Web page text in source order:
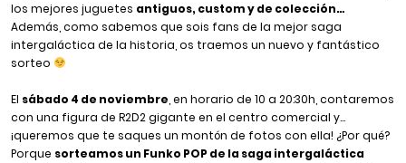
los mejores juguetes antiguos, custom y de colección…
Además, como sabemos que sois fans de la mejor saga
intergaláctica de la historia, os traemos un nuevo y fantástico
sorteo
El sábado 4 de noviembre, en horario de 10 a 20:30h, contaremos
con una figura de R2D2 gigante en el centro comercial y…
¡queremos que te saques un montón de fotos con ella! ¿Por qué?
Porque sorteamos un Funko POP de la saga intergaláctica